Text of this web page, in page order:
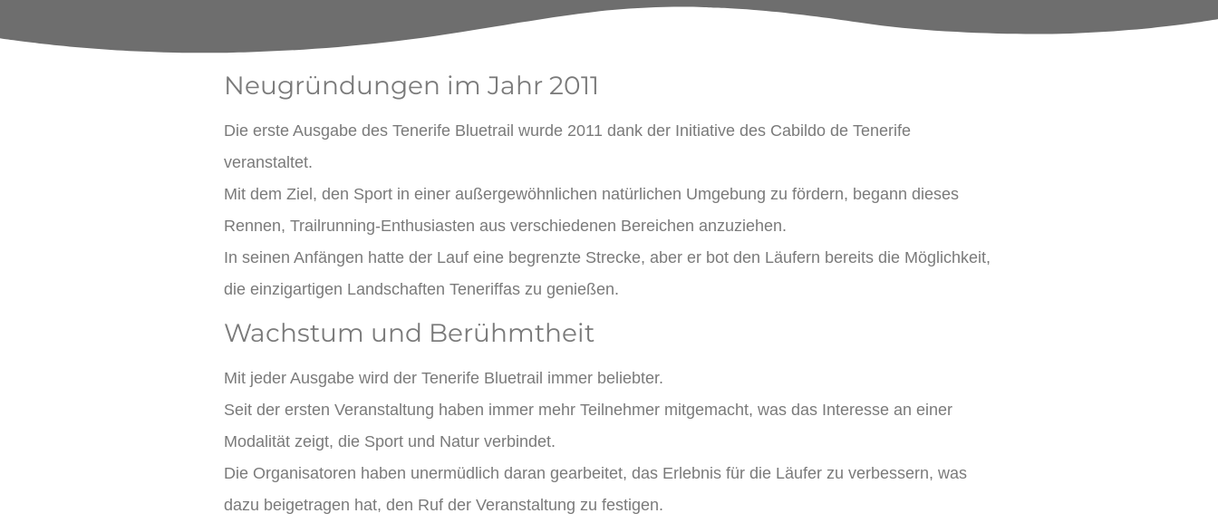
Neugründungen im Jahr 2011
Die erste Ausgabe des Tenerife Bluetrail wurde 2011 dank der Initiative des Cabildo de Tenerife
veranstaltet.
Mit dem Ziel, den Sport in einer außergewöhnlichen natürlichen Umgebung zu fördern, begann dieses
Rennen, Trailrunning-Enthusiasten aus verschiedenen Bereichen anzuziehen.
In seinen Anfängen hatte der Lauf eine begrenzte Strecke, aber er bot den Läufern bereits die Möglichkeit,
die einzigartigen Landschaften Teneriffas zu genießen.
Wachstum und Berühmtheit
Mit jeder Ausgabe wird der Tenerife Bluetrail immer beliebter.
Seit der ersten Veranstaltung haben immer mehr Teilnehmer mitgemacht, was das Interesse an einer
Modalität zeigt, die Sport und Natur verbindet.
Die Organisatoren haben unermüdlich daran gearbeitet, das Erlebnis für die Läufer zu verbessern, was
dazu beigetragen hat, den Ruf der Veranstaltung zu festigen.